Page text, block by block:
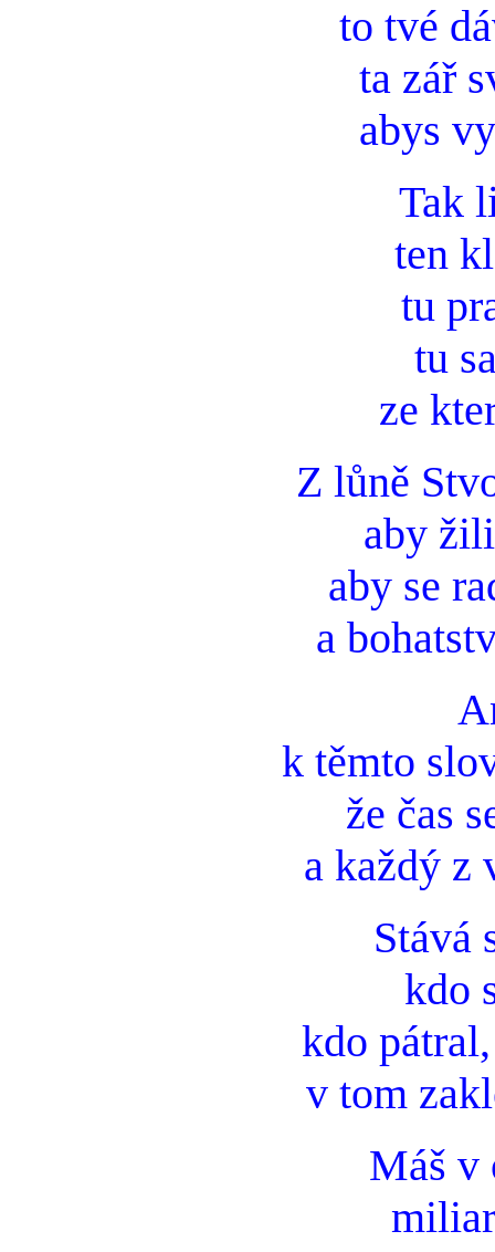
to tvé
ta zář
abys
Tak
ten
tu
tu
ze
Z lůně
aby
aby se
a
k těmto
že čas
a každý z
Stává
kdo
kdo
v tom
Máš v